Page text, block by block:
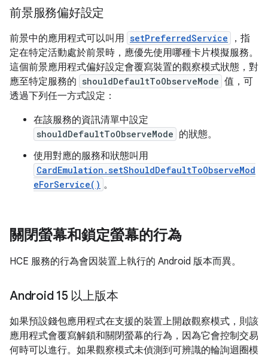
前景服務偏好設定
前景中的應用程式可以叫用 setPreferredService
，指
定在特定活動處於前景時，應優先使用哪種卡片模擬服務。
這個前景應用程式偏好設定會覆寫裝置的觀察模式狀態，對
應至特定服務的 shouldDefaultToObserveMode 值，可
透過下列任一方式設定：
在該服務的資訊清單中設定
shouldDefaultToObserveMode 的狀態。
使用對應的服務和狀態叫用
CardEmulation.setShouldDefaultToObserveMod
eForService() 。
關閉螢幕和鎖定螢幕的行為
HCE 服務的行為會因裝置上執行的 Android 版本而異。
Android 15 以上版本
如果預設錢包應用程式在支援的裝置上開啟觀察模式，則該
應用程式會覆寫解鎖和關閉螢幕的行為，因為它會控制交易
何時可以進行。如果觀察模式未偵測到可辨識的輪詢迴圈模